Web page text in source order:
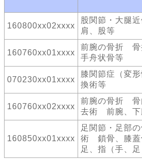
160800xx02xxxx
股関節・大腿
肩、股等
160760xx01xxxx
前腕の骨折 骨
手舟状骨等
070230xx01xxxx
膝関節症（変
換術等
160760xx02xxxx
前腕の骨折 骨
去術 前腕、下
160850xx01xxxx
足関節・足部
術 鎖骨、膝蓋
足、指（手、